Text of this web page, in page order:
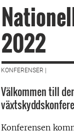
2022
KONFERENSER |
Välkommen till
Konferensen